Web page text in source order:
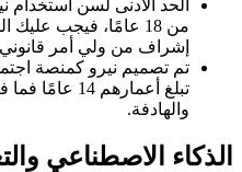
من 18 عامًا، فيجب
إشراف من ولي أمر قانوني
تم تصميم نيرو كمنصة
تبلغ أعمارهم
والهادفة.
الذكاء الاصطناعي